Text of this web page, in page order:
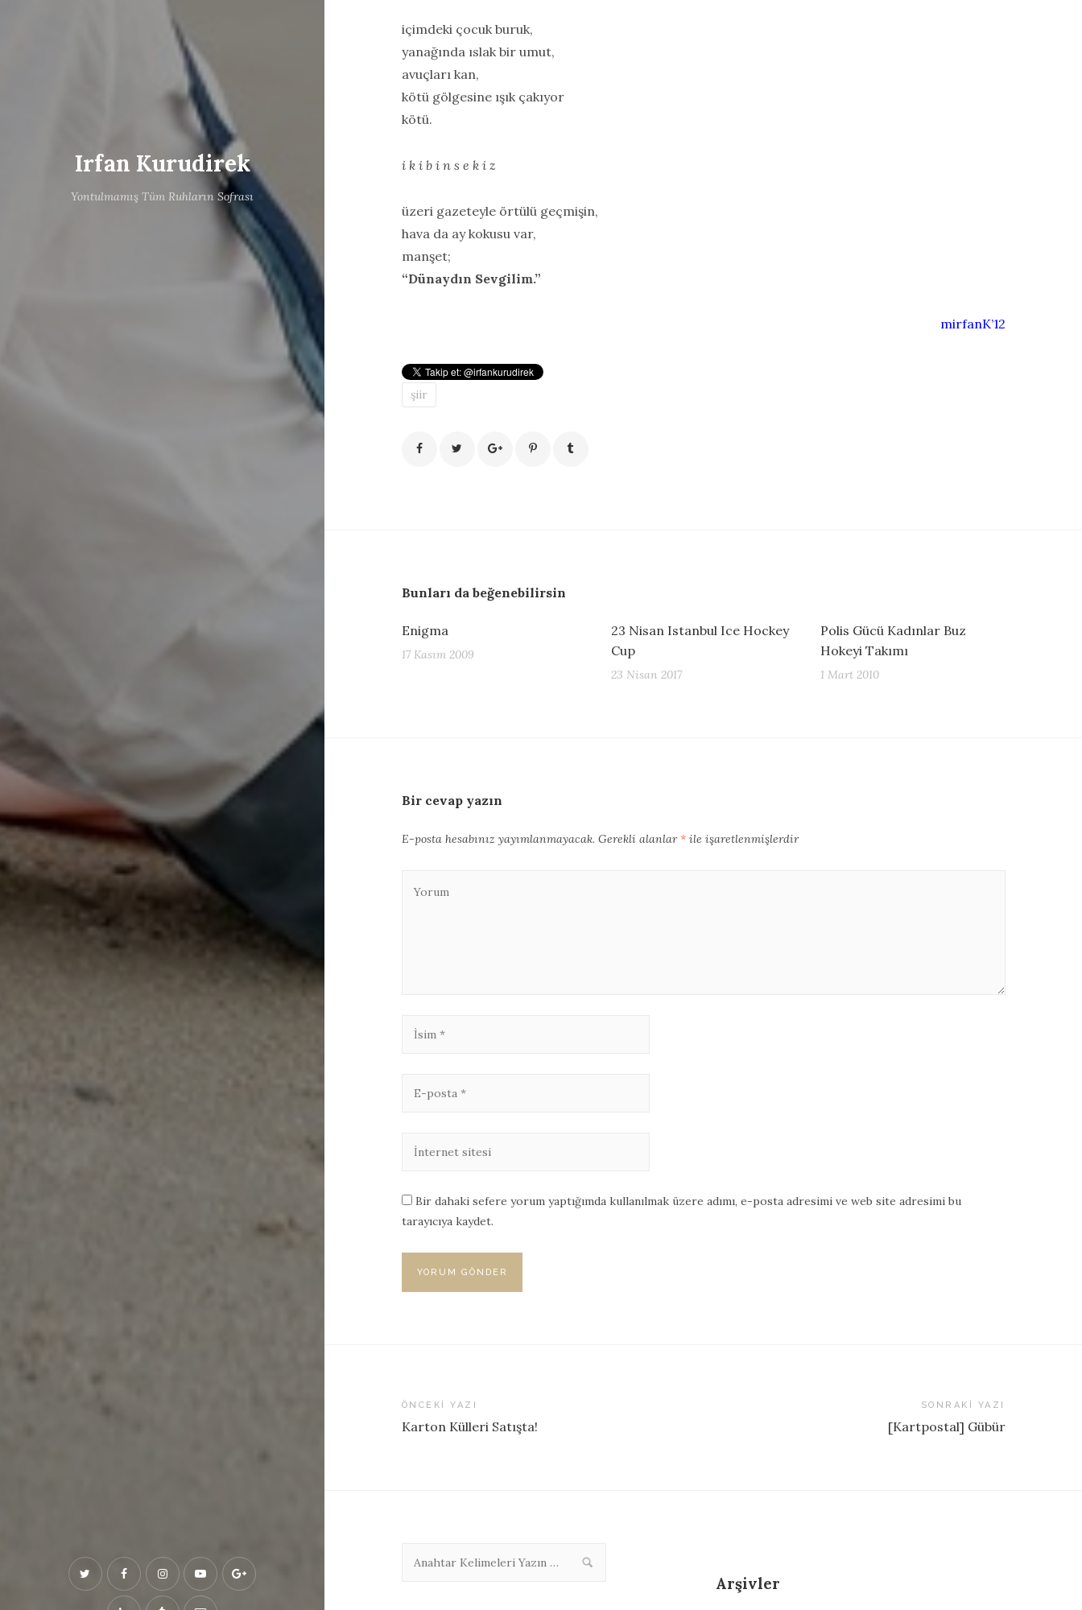
Irfan Kurudirek
Yontulmamış Tüm Ruhların Sofrası
içimdeki çocuk buruk,
yanağında ıslak bir umut,
avuçları kan,
kötü gölgesine ışık çakıyor
kötü.
i k i b i n s e k i z
üzeri gazeteyle örtülü geçmişin,
hava da ay kokusu var,
manşet;
“Dünaydın Sevgilim.”
mirfanK’12
şiir
Bunları da beğenebilirsin
Enigma
17 Kasım 2009
23 Nisan Istanbul Ice Hockey
Cup
23 Nisan 2017
Polis Gücü Kadınlar Buz
Hokeyi Takımı
1 Mart 2010
Bir cevap yazın
E-posta hesabınız yayımlanmayacak. Gerekli alanlar*ile işaretlenmişlerdir
Bir dahaki sefere yorum yaptığımda kullanılmak üzere adımı, e-posta adresimi ve web site adresimi bu
tarayıcıya kaydet.
ÖNCEKI YAZI
Karton Külleri Satışta!
SONRAKI YAZI
[Kartpostal] Gübür
Arşivler